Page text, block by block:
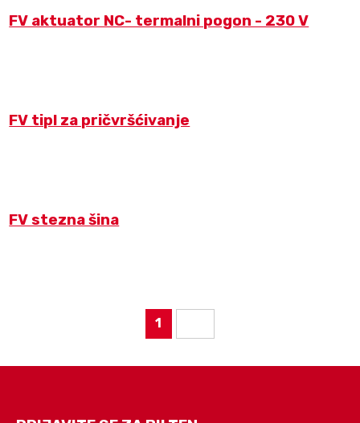
FV aktuator NC- termalni pogon - 230 V
FV tipl za pričvršćivanje
FV stezna šina
1